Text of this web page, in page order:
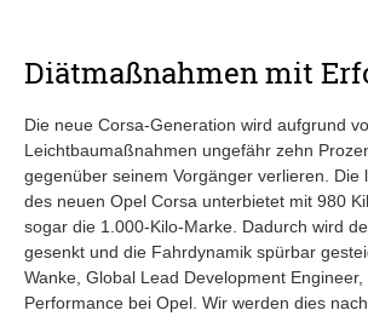
Diätmaßnahmen mit
Die neue Corsa-Generation wird aufgrund
Leichtbaumaßnahmen ungefähr zehn
gegenüber seinem Vorgänger verlieren. Die
des neuen Opel Corsa unterbietet mit 980
sogar die 1.000-Kilo-Marke. Dadurch wird
gesenkt und die Fahrdynamik spürbar
Wanke, Global Lead Development Engineer,
Performance bei Opel. Wir werden dies